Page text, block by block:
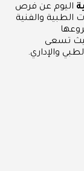
اليوم عن فرص
والفنية
تسعى
والإداري.